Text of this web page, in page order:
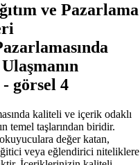
ve Pazarlama
kaliteli ve içerik odaklı
temel taşlarından biridir.
değer katan,
veya eğlendirici niteliklere